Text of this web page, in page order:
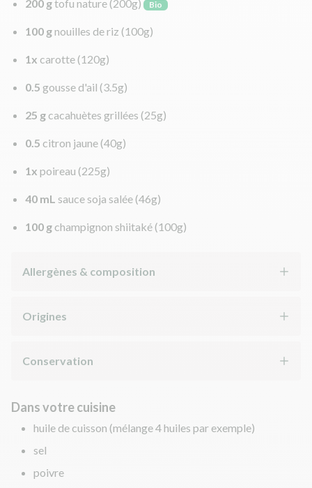
200 gtofu nature (200g) Bio
100 gnouilles de riz (100g)
1x carotte (120g)
0.5 gousse d'ail (3.5g)
25 g cacahuètes grillées (25g)
0.5 citron jaune (40g)
1x poireau (225g)
40 mL sauce soja salée (46g)
100 g champignon shiitaké (100g)
Allergènes & composition
Origines
Conservation
Dans votre cuisine
huile de cuisson (mélange 4 huiles par exemple)
sel
poivre